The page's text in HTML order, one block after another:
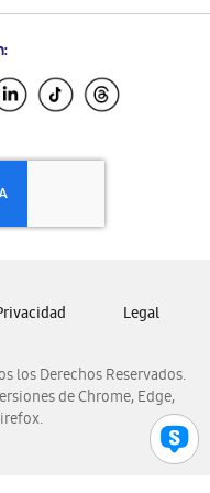
los Derechos Reservados.
de Chrome, Edge,
Legal